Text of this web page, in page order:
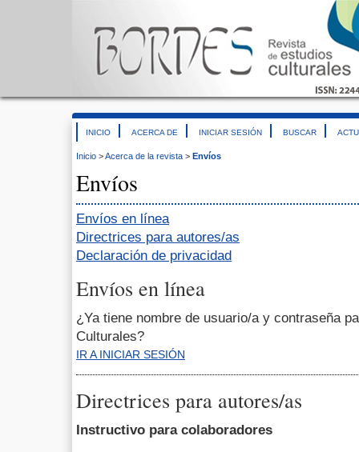
INICIO ACERCA DE INICIAR SESIÓN BUSCAR
Inicio >Acerca de la revista > Envíos
Envíos
Envíos en línea
Directrices para autores/as
Declaración de privacidad
Envíos en línea
¿Ya tiene nombre de usuario/a y contraseña
Culturales?
IR A INICIAR SESIÓN
Directrices para autores/as
Instructivo para colaboradores